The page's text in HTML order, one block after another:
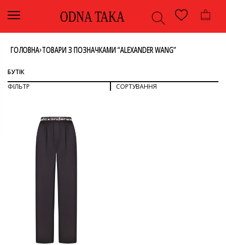
ODNA TAKA
ГОЛОВНА›ТОВАРИ З ПОЗНАЧКАМИ “ALEXANDER WANG”
БУТІК
ФІЛЬТР
СОРТУВАННЯ
ДИВИТИСЯ ВСЕ
БРЮКИ
НИЗ
СОРТУВАТИ ЗА ОСТАННІМИ
СОРТУВАТИ ЗА ЦІНОЮ: ВІД НИЖЧОЇ ДО ВИЩОЇ
СОРТУВАТИ ЗА ЦІНОЮ: ВІД ВИЩОЇ ДО НИЖЧОЇ